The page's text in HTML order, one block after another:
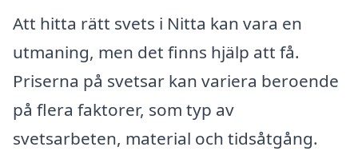
Att hitta rätt svets i Nitta kan vara en
utmaning, men det finns hjälp att få.
Priserna på svetsar kan variera beroende
på flera faktorer, som typ av
svetsarbeten, material och tidsåtgång.